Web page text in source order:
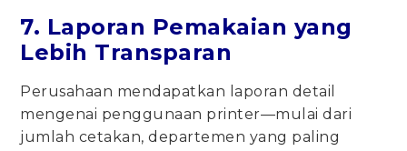
7. Laporan Pemakaian yang
Lebih Transparan
Perusahaan mendapatkan laporan detail
mengenai penggunaan printer—mulai dari
jumlah cetakan, departemen yang paling